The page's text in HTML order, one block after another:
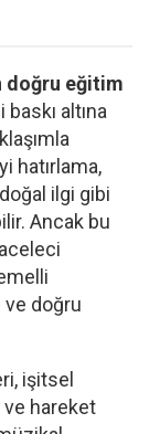
doğru eğitim
altına
hatırlama,
ilgi gibi
Ancak bu
doğru
işitsel
ve hareket